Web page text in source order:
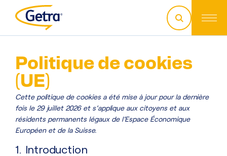
Politique de cookies
(UE)
Cette politique de cookies a été mise à jour pour la dernière
fois le 29 juillet 2026 et s’applique aux citoyens et aux
résidents permanents légaux de l’Espace Économique
Européen et de la Suisse.
1. Introduction